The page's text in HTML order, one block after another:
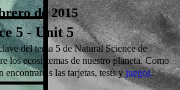
de 2015
5 - Unit 5
del tema 5 de Natural Science de
los ecosistemas de nuestro planeta. Como
encontraréis las tarjetas, tests yjuegos.